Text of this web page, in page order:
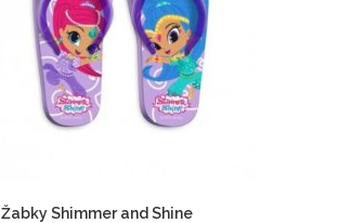
Žabky Shimmer and Shine